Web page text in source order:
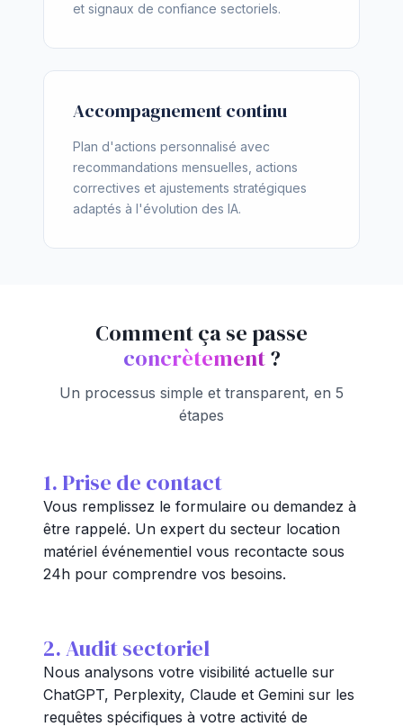
et signaux de confiance sectoriels.
Accompagnement continu
Plan d'actions personnalisé avec
recommandations mensuelles, actions
correctives et ajustements stratégiques
adaptés à l'évolution des IA.
Comment ça se passe
concrètement?
Un processus simple et transparent, en 5
étapes
1. Prise de contact
Vous remplissez le formulaire ou demandez à
être rappelé. Un expert du secteur location
matériel événementiel vous recontacte sous
24h pour comprendre vos besoins.
2. Audit sectoriel
Nous analysons votre visibilité actuelle sur
ChatGPT, Perplexity, Claude et Gemini sur les
requêtes spécifiques à votre activité de